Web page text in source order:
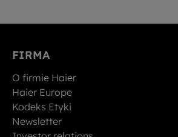
FIRMA
O firmie Haier
Haier Europe
Kodeks Etyki
Newsletter